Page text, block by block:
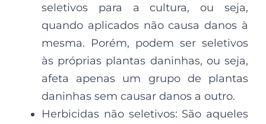
seletivos para a cultura, ou seja,
quando aplicados não causa danos à
mesma. Porém, podem ser seletivos
às próprias plantas daninhas, ou seja,
afeta apenas um grupo de
plantas
daninhas sem causar danos a outro.
Herbicidas não seletivos: São aqueles